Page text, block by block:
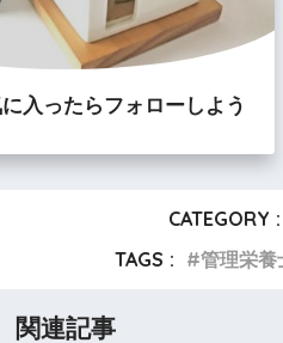
入ったらフォローしよう
CATEGORY :
TAGS :
管理栄養
関連記事